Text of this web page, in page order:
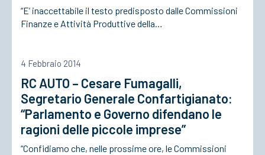
“E’ inaccettabile il testo predisposto dalle Commissioni
Finanze e Attività Produttive della…
4 Febbraio 2014
RC AUTO – Cesare Fumagalli,
Segretario Generale Confartigianato:
“Parlamento e Governo difendano le
ragioni delle piccole imprese”
“Confidiamo che, nelle prossime ore, le Commissioni